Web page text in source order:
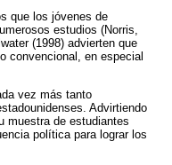
que los jóvenes de
estudios (Norris,
(1998) advierten que
convencional, en especial
vez más tanto
Advirtiendo
muestra de estudiantes
política para lograr los